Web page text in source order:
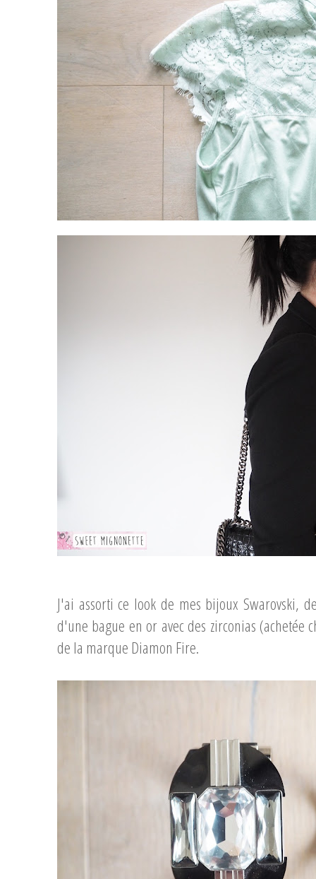
J'ai assorti ce look de mes bijoux Swarovski,
d'une bague en or avec des zirconias (achetée
de la marque Diamon Fire.